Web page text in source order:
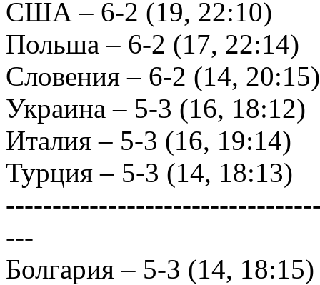
США – 6-2 (19, 22:10)
Польша – 6-2 (17, 22:14)
Словения – 6-2 (14, 20:15)
Украина – 5-3 (16, 18:12)
Италия – 5-3 (16, 19:14)
Турция – 5-3 (14, 18:13)
---
Болгария – 5-3 (14, 18:15)